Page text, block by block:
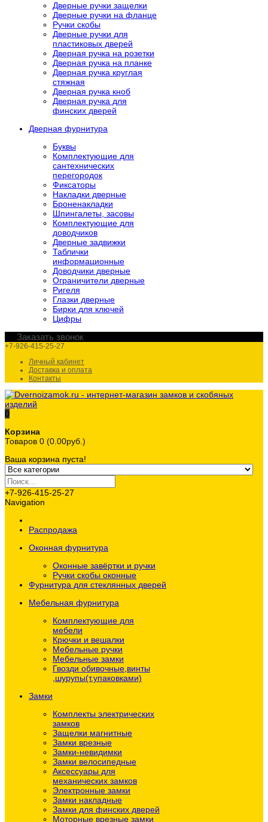
Дверные ручки защелки
Дверные ручки на фланце
Ручки скобы
Дверные ручки для
пластиковых дверей
Дверная ручка на розетки
Дверная ручка на планке
Дверная ручка круглая
стяжная
Дверная ручка кноб
Дверная ручка для
финских дверей
Дверная фурнитура
Буквы
Комплектующие для
сантехнических
перегородок
Фиксаторы
Накладки дверные
Броненакладки
Шпингалеты, засовы
Комплектующие для
доводчиков
Дверные задвижки
Таблички
информационные
Доводчики дверные
Ограничители дверные
Ригеля
Глазки дверные
Бирки для ключей
Цифры
Заказать звонок
+7-926-415-25-27
Личный кабинет
Доставка и оплата
Контакты
0
Корзина
Товаров 0 (0.00руб.)
Ваша корзина пуста!
+7-926-415-25-27
Navigation
Распродажа
Оконная фурнитура
Оконные завёртки и ручки
Ручки скобы оконные
Фурнитура для стеклянных дверей
Мебельная фурнитура
Комплектующие для
мебели
Крючки и вешалки
Мебельные ручки
Мебельные замки
Гвозди обивочные,винты
,шурупы(т.упаковками)
Замки
Комплекты электрических
замков
Защелки магнитные
Замки врезные
Замки-невидимки
Замки велосипедные
Аксессуары для
механических замков
Электронные замки
Замки накладные
Замки для финских дверей
Моторные врезные замки